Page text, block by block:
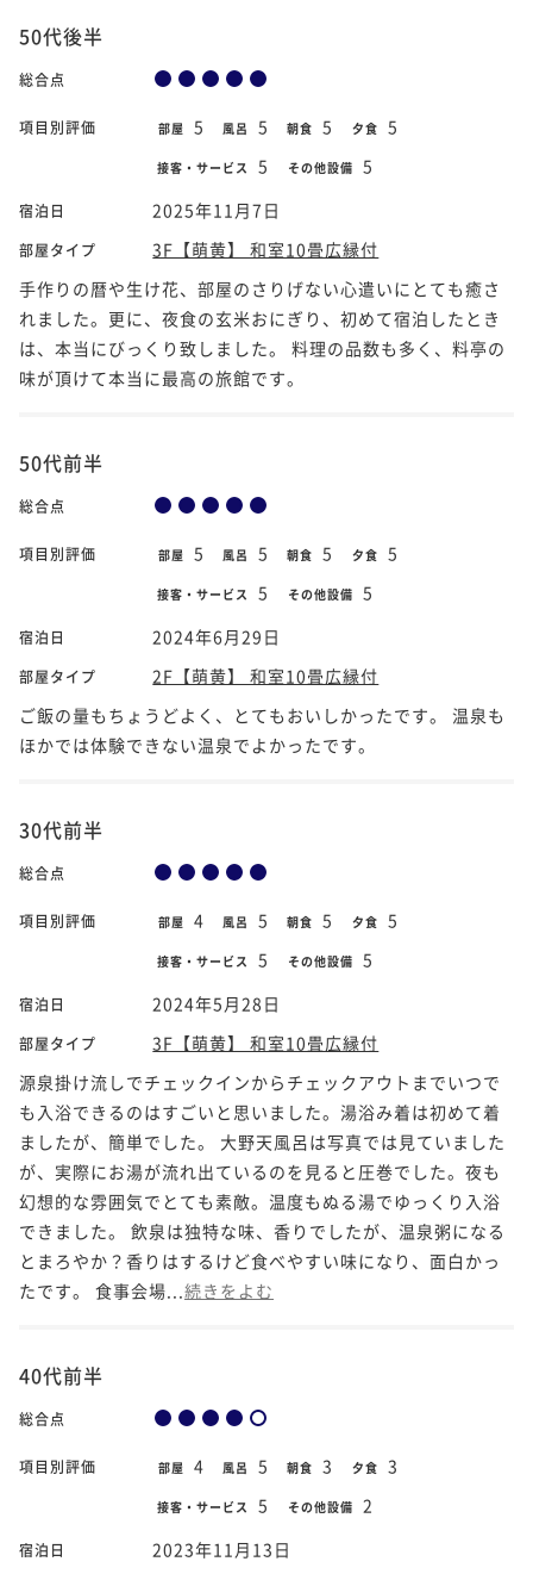
50代後半
総合点
項目別評価 部屋 5 風呂 5 朝食 5 夕食 5
接客・サービス 5 その他設備 5
宿泊日 2025年11月7日
部屋タイプ
3F【萌黄】 和室10畳広縁付
手作りの暦や生け花、部屋のさりげない心遣いにとても癒さ
れました。更に、夜食の玄米おにぎり、初めて宿泊したとき
は、本当にびっくり致しました。 料理の品数も多く、料亭の
味が頂けて本当に最高の旅館です。
50代前半
総合点
項目別評価 部屋 5 風呂 5 朝食 5 夕食 5
接客・サービス 5 その他設備 5
宿泊日 2024年6月29日
部屋タイプ
2F【萌黄】 和室10畳広縁付
ご飯の量もちょうどよく、とてもおいしかったです。 温泉も
ほかでは体験できない温泉でよかったです。
30代前半
総合点
項目別評価 部屋 4 風呂 5 朝食 5 夕食 5
接客・サービス 5 その他設備 5
宿泊日 2024年5月28日
部屋タイプ
3F【萌黄】 和室10畳広縁付
源泉掛け流しでチェックインからチェックアウトまでいつで
も入浴できるのはすごいと思いました。湯浴み着は初めて着
ましたが、簡単でした。 大野天風呂は写真では見ていました
が、実際にお湯が流れ出ているのを見ると圧巻でした。夜も
幻想的な雰囲気でとても素敵。温度もぬる湯でゆっくり入浴
できました。 飲泉は独特な味、香りでしたが、温泉粥になる
とまろやか？香りはするけど食べやすい味になり、面白かっ
たです。 食事会場... 続きをよむ
40代前半
総合点
項目別評価 部屋 4 風呂 5 朝食 3 夕食 3
接客・サービス 5 その他設備 2
宿泊日 2023年11月13日